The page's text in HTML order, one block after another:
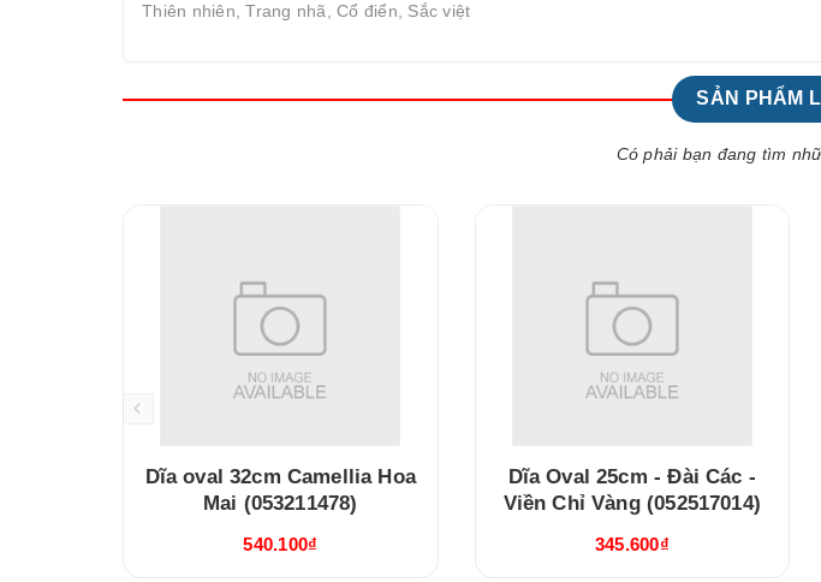
Thiên nhiên, Trang nhã, Cổ điển, Sắc việt
SẢN PHẨM
Có phải bạn đang tìm
Dĩa oval 32cm Camellia Hoa
Mai (053211478)
540.100₫
Dĩa Oval 25cm - Đài Các -
Viền Chỉ Vàng (052517014)
345.600₫